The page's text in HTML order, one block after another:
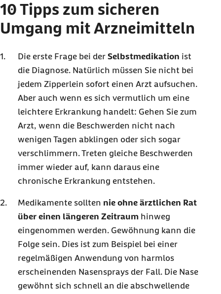
10 Tipps zum sicheren
Umgang mit Arzneimitteln
Die erste Frage bei der Selbstmedikation ist
die Diagnose. Natürlich müssen Sie nicht bei
jedem Zipperlein sofort einen Arzt aufsuchen.
Aber auch wenn es sich vermutlich um eine
leichtere Erkrankung handelt: Gehen Sie zum
Arzt, wenn die Beschwerden nicht nach
wenigen Tagen abklingen oder sich sogar
verschlimmern. Treten gleiche Beschwerden
immer wieder auf, kann daraus eine
chronische Erkrankung entstehen.
Medikamente sollten nie ohne ärztlichen Rat
über einen längeren Zeitraum hinweg
eingenommen werden. Gewöhnung kann die
Folge sein. Dies ist zum Beispiel bei einer
regelmäßigen Anwendung von harmlos
erscheinenden Nasensprays der Fall. Die Nase
gewöhnt sich schnell an die abschwellende